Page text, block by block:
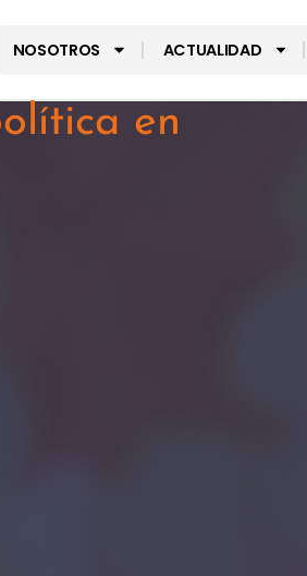
NOSOTROS ACTUALIDAD
en